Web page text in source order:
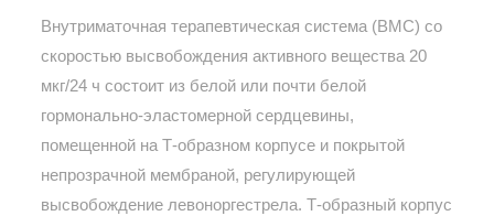
Внутриматочная терапевтическая система (ВМС) со
скоростью высвобождения активного вещества 20
мкг/24 ч состоит из белой или почти белой
гормонально-эластомерной сердцевины,
помещенной на Т-образном корпусе и покрытой
непрозрачной мембраной, регулирующей
высвобождение левоноргестрела. Т-образный корпус